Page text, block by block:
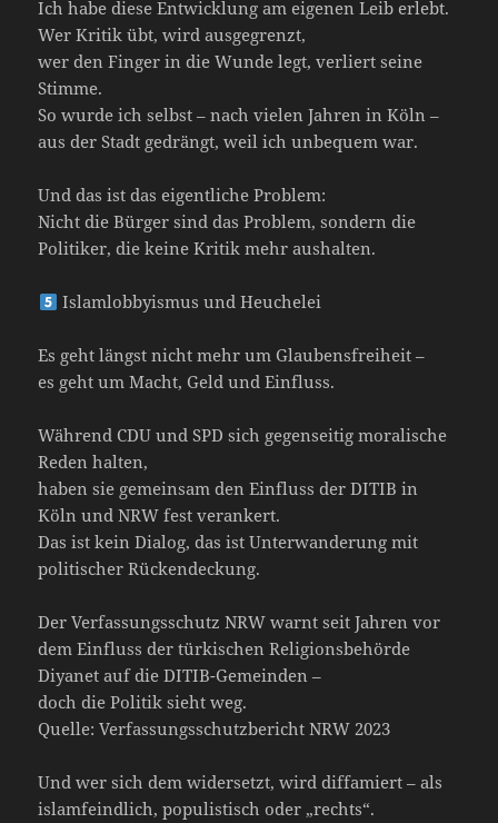
Ich habe diese Entwicklung am eigenen Leib erlebt.
Wer Kritik übt, wird ausgegrenzt,
wer den Finger in die Wunde legt, verliert seine
Stimme.
So wurde ich selbst – nach vielen Jahren in Köln –
aus der Stadt gedrängt, weil ich unbequem war.
Und das ist das eigentliche Problem:
Nicht die Bürger sind das Problem, sondern die
Politiker, die keine Kritik mehr aushalten.
Islamlobbyismus und Heuchelei
Es geht längst nicht mehr um Glaubensfreiheit –
es geht um Macht, Geld und Einfluss.
Während CDU und SPD sich gegenseitig moralische
Reden halten,
haben sie gemeinsam den Einfluss der DITIB in
Köln und NRW fest verankert.
Das ist kein Dialog, das ist Unterwanderung mit
politischer Rückendeckung.
Der Verfassungsschutz NRW warnt seit Jahren vor
dem Einfluss der türkischen Religionsbehörde
Diyanet auf die DITIB-Gemeinden –
doch die Politik sieht weg.
Quelle: Verfassungsschutzbericht NRW 2023
Und wer sich dem widersetzt, wird diffamiert – als
islamfeindlich, populistisch oder „rechts“.